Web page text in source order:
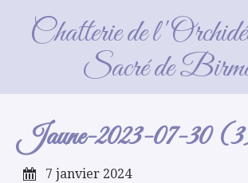
Chatterie de
Sacré de
Jaune-2023-07-30
Jaune-2023-07-30
7 janvier 2024